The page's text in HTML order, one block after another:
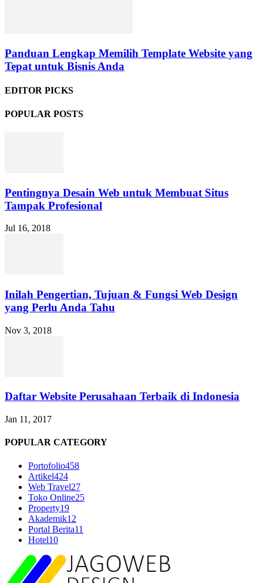
Panduan Lengkap Memilih Template Website yang
Tepat untuk Bisnis Anda
EDITOR PICKS
POPULAR POSTS
Pentingnya Desain Web untuk Membuat Situs
Tampak Profesional
Jul 16, 2018
Inilah Pengertian, Tujuan & Fungsi Web Design
yang Perlu Anda Tahu
Nov 3, 2018
Daftar Website Perusahaan Terbaik di Indonesia
Jan 11, 2017
POPULAR CATEGORY
Portofolio458
Artikel424
Web Travel27
Toko Online25
Property19
Akademik12
Portal Berita11
Hotel10